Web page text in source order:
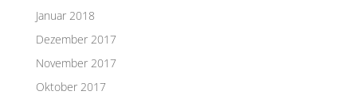
Januar 2018
Dezember 2017
November 2017
Oktober 2017